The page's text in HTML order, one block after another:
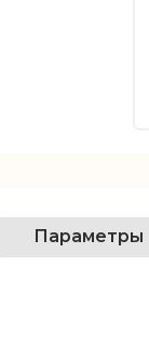
Параметры